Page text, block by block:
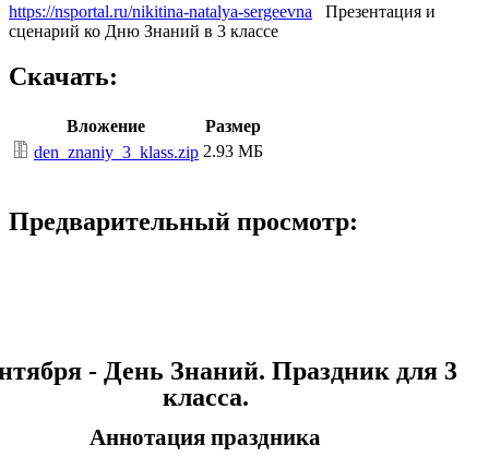
https://nsportal.ru/nikitina-natalya-sergeevna Презентация и
сценарий ко Дню Знаний в 3 классе
Скачать:
Вложение
Размер
den_znaniy_3_klass.zip 2.93 МБ
Предварительный просмотр:
- День Знаний. Праздник для 3
класса.
Аннотация праздника